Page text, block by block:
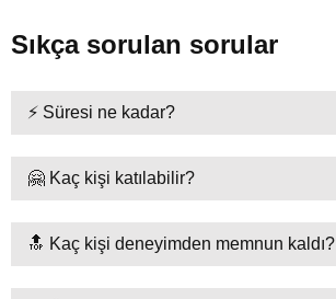
Sıkça sorulan sorular
⚡ Süresi ne kadar?
🤗 Kaç kişi katılabilir?
🔝 Kaç kişi deneyimden memnun kaldı?